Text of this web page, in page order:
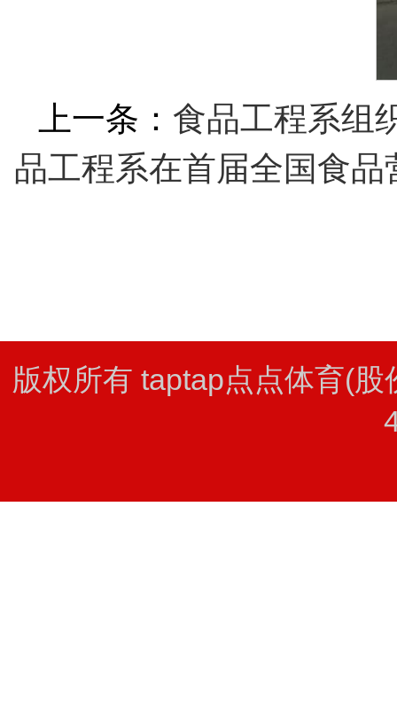
上一条： 食品工程系组
品工程系在首届全国食
版权所有 taptap点点体育(